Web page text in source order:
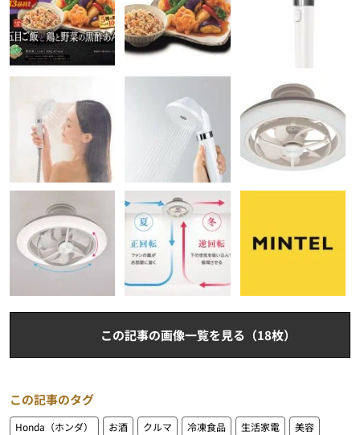
この記事の画像一覧を見る（18枚）
この記事のタグ
Honda（ホンダ） お酒 クルマ 冷凍食品 生活家電
美容